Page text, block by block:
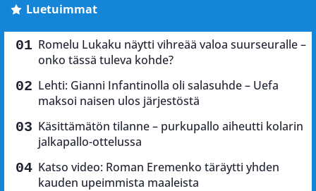
Luetuimmat
Romelu Lukaku näytti vihreää valoa suurseuralle –
onko tässä tuleva kohde?
Lehti: Gianni Infantinolla oli salasuhde – Uefa
maksoi naisen ulos järjestöstä
Käsittämätön tilanne – purkupallo aiheutti kolarin
jalkapallo-ottelussa
Katso video: Roman Eremenko täräytti yhden
kauden upeimmista maaleista